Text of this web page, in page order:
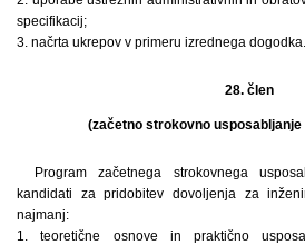
specifikacij;
3. načrta ukrepov v primeru izrednega dogodka.
28. člen
(začetno strokovno usposabljanje
Program začetnega strokovnega
kandidati za pridobitev dovoljenja za
najmanj:
1. teoretične osnove in praktično